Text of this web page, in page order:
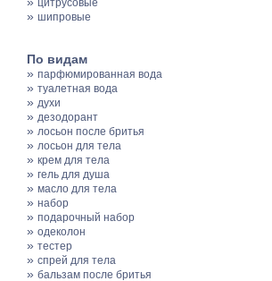
цитрусовые
» шипровые
По видам
» парфюмированная вода
» туалетная вода
» духи
» дезодорант
» лосьон после бритья
» лосьон для тела
» крем для тела
» гель для душа
» масло для тела
» набор
» подарочный набор
» одеколон
» тестер
» спрей для тела
» бальзам после бритья